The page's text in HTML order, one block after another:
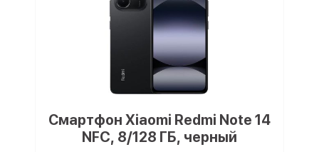
Смартфон Xiaomi Redmi Note 14
NFC, 8/128 ГБ, черный